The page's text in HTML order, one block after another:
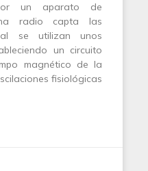
un aparato de
radio capta las
se utilizan unos
un circuito
magnético de la
fisiológicas